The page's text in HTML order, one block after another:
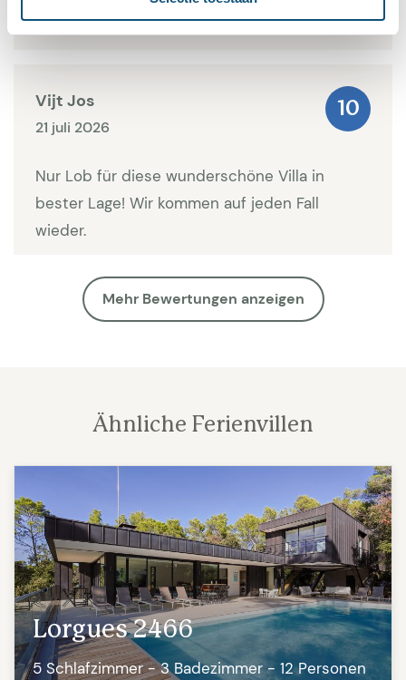
Strandhandtuch) €25 pro Person, einmalige
Woche. Auf Anfrage: Poolheizung €150 pro Woche.
Kleines Haustier, Hund oder Katze, eventuell
möglich.
10 von 10
Vijt Jos
21 juli 2026
10
Nur Lob für diese wunderschöne Villa in
bester Lage! Wir kommen auf jeden Fall
wieder.
Mehr Bewertungen anzeigen
Ähnliche Ferienvillen
Lorgues 2466
5 Schlafzimmer - 3 Badezimmer - 12 Personen